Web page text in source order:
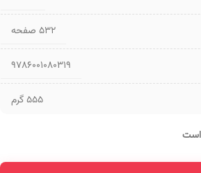
۵۳۲ صفحه
9786001080319
555 گرم